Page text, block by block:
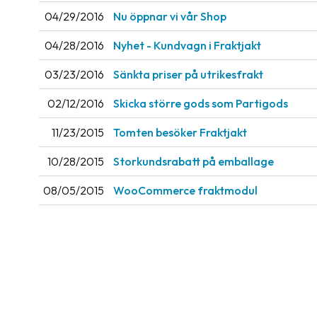
04/29/2016 Nu öppnar vi vår Shop
04/28/2016 Nyhet - Kundvagn i Fraktjakt
03/23/2016 Sänkta priser på utrikesfrakt
02/12/2016 Skicka större gods som Partigods
11/23/2015 Tomten besöker Fraktjakt
10/28/2015 Storkundsrabatt på emballage
08/05/2015 WooCommerce fraktmodul